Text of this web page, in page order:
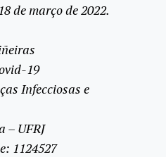
de março de 2022.
Covid-19
Infecciosas e
– UFRJ
1124527